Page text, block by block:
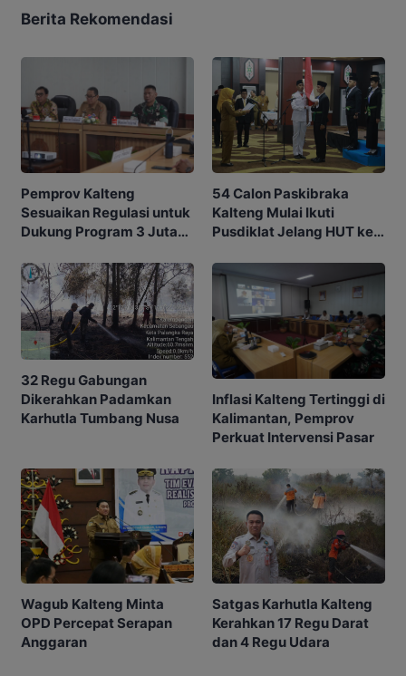
Berita Rekomendasi
Pemprov Kalteng
Sesuaikan Regulasi untuk
Dukung Program 3 Juta
54 Calon Paskibraka
Kalteng Mulai Ikuti
Pusdiklat Jelang HUT ke-
32 Regu Gabungan
Dikerahkan Padamkan
Karhutla Tumbang Nusa
Inflasi Kalteng Tertinggi di
Kalimantan, Pemprov
Perkuat Intervensi Pasar
Wagub Kalteng Minta
OPD Percepat Serapan
Anggaran
Satgas Karhutla Kalteng
Kerahkan 17 Regu Darat
dan 4 Regu Udara